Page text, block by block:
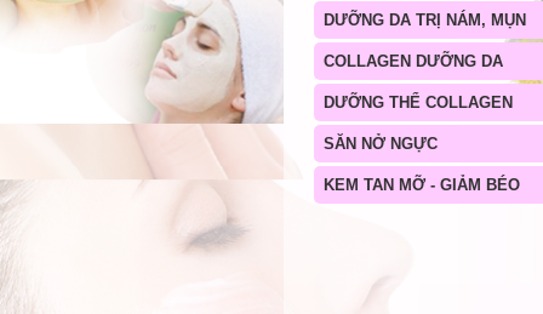
DƯỠNG DA TRỊ NÁM, MỤN
COLLAGEN DƯỠNG DA
DƯỠNG THỂ COLLAGEN
SĂN NỞ NGỰC
KEM TAN MỠ - GIẢM BÉO